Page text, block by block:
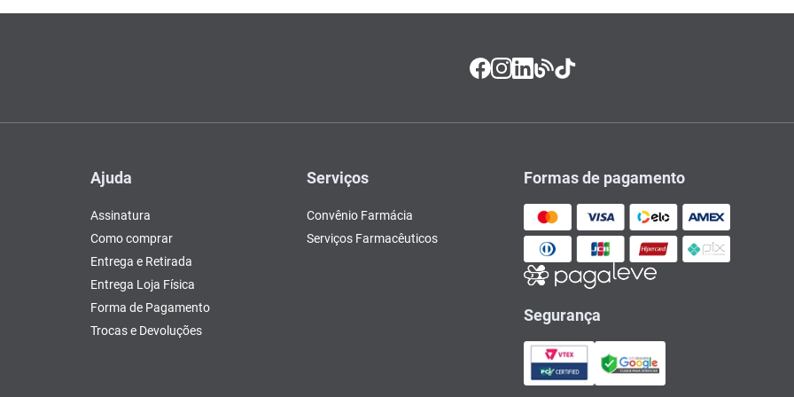
Ajuda
Assinatura
Como comprar
Entrega e Retirada
Entrega Loja Física
Forma de Pagamento
Trocas e Devoluções
Serviços
Convênio Farmácia
Serviços Farmacêuticos
Formas de pagamento
Segurança